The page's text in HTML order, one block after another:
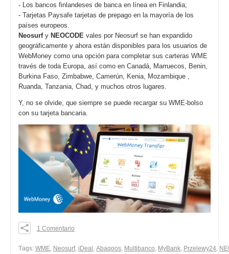
- Los bancos finlandeses de banca en línea en Finlandia;
- Tarjetas Paysafe tarjetas de prepago en la mayoría de los
países europeos.
Neosurfy NEOCODE vales por Neosurf se han expandido
geográficamente y ahora están disponibles para los usuarios de
WebMoney como una opción para completar sus carteras WME
través de toda Europa, así como en Canadá, Marruecos, Benin,
Burkina Faso, Zimbabwe, Camerún, Kenia, Mozambique ,
Ruanda, Tanzania, Chad, y muchos otros lugares.
Y, no se olvide, que siempre se puede recargar su WME-bolso
con su tarjeta bancaria.
0
1 Comentario
Тags: WME, Neosurf, iDeal , Abaqoos, Multibanco, MyBank, Przelewy24,